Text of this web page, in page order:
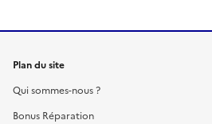
Plan du site
Qui sommes-nous ?
Bonus Réparation